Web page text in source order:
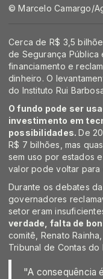
© Marcelo Camargo/
Cerca de R$ 3,5
de Segurança Pública
financiamento e
dinheiro. O
do Instituto Rui
O fundo pode ser
investimento em
possibilidades.De
R$ 7 bilhões, mas
sem uso por estados
valor pode voltar
Durante os debates
governadores
setor eram
verdade, falta de
comitê, Renato
Tribunal de Contas do
"A consequência